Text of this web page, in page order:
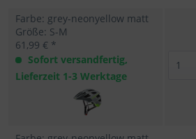
Farbe: grey-neonyellow matt
Größe: S-M
61,99 € *
Sofort versandfertig,
Lieferzeit 1-3 Werktage